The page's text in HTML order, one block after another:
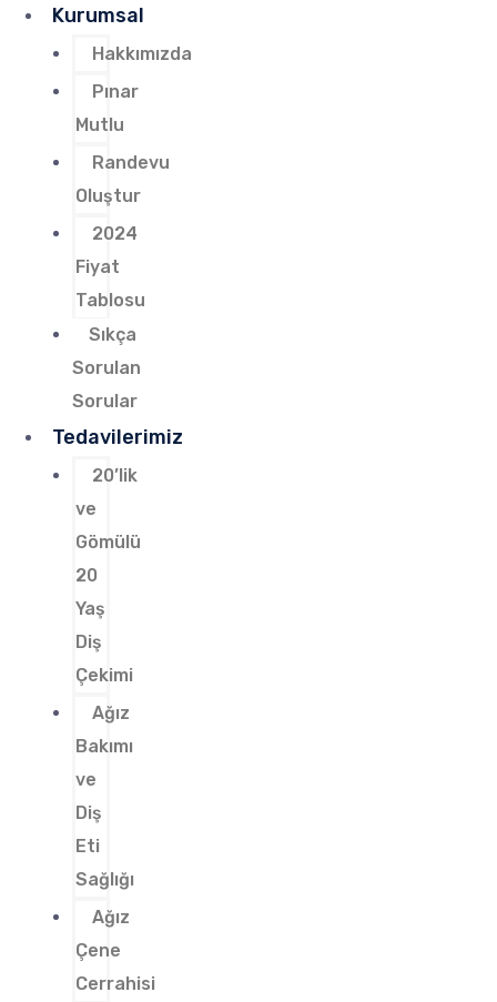
Kurumsal
Hakkımızda
Pınar
Mutlu
Randevu
Oluştur
2024
Fiyat
Tablosu
Sıkça
Sorulan
Sorular
Tedavilerimiz
20’lik
ve
Gömülü
20
Yaş
Diş
Çekimi
Ağız
Bakımı
ve
Diş
Eti
Sağlığı
Ağız
Çene
Cerrahisi